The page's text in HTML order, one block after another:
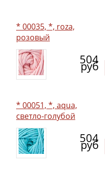
* 00035, *, roza,
розовый
504
руб
* 00051, *, aqua,
светло-голубой
504
руб